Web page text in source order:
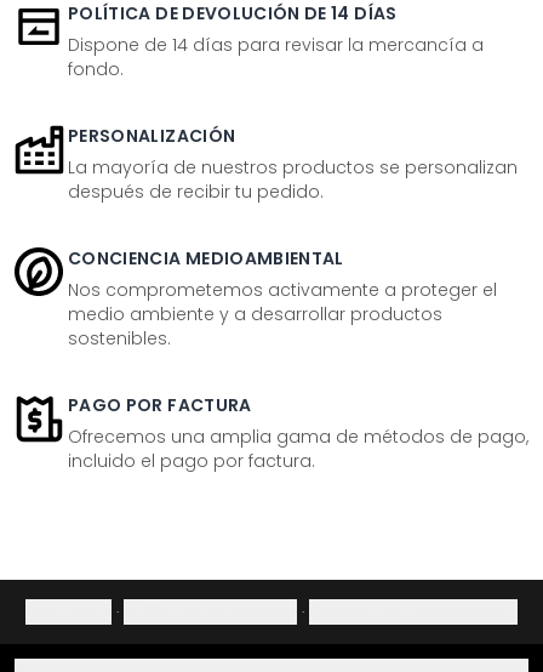
POLÍTICA DE DEVOLUCIÓN DE 14 DÍAS
Dispone de 14 días para revisar la mercancía a
fondo.
PERSONALIZACIÓN
La mayoría de nuestros productos se personalizan
después de recibir tu pedido.
CONCIENCIA MEDIOAMBIENTAL
Nos comprometemos activamente a proteger el
medio ambiente y a desarrollar productos
sostenibles.
PAGO POR FACTURA
Ofrecemos una amplia gama de métodos de pago,
incluido el pago por factura.
· ·